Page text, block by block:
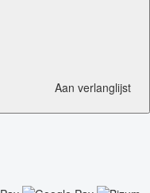
Aan verlanglijst